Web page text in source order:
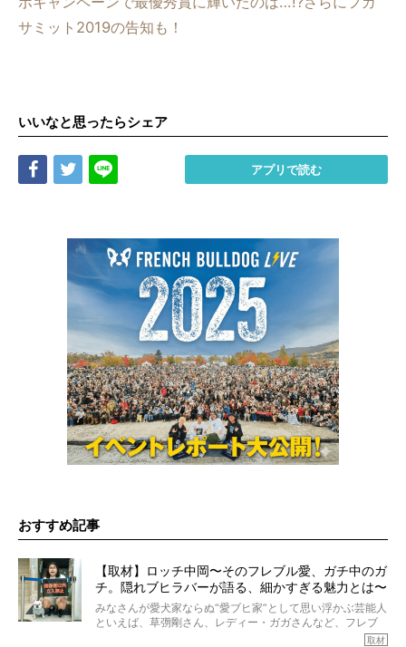
サミット2019の告知も！
いいなと思ったらシェア
Share Tweet アプリで読む
おすすめ記事
【取材】ロッチ中岡〜そのフレブル愛、ガチ中のガ
チ。隠れブヒラバーが語る、細かすぎる魅力とは〜
【前編】
みなさんが愛犬家ならぬ“愛ブヒ家”として思い浮かぶ芸能人
といえば、草彅剛さん、レディー・ガガさんなど、フレブ
ルを飼っている方が多いと思います。が、ロッチ中岡さん取材